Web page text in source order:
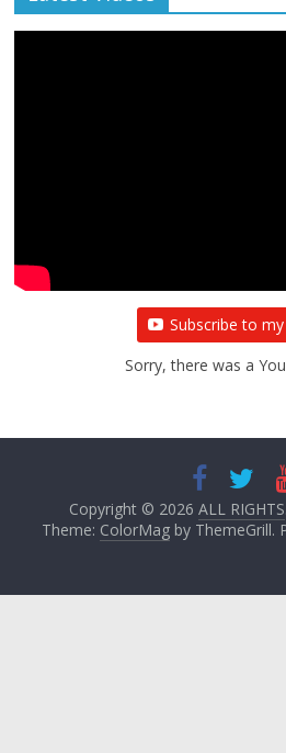
Subscribe to
Sorry, there was a
Copyright © 2026 ALL RIGHTS
Theme: ColorMagby ThemeGrill.